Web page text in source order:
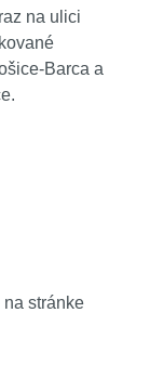
na ulici
Barca a
stránke